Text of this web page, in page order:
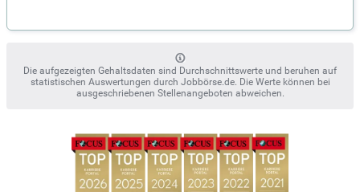
Die aufgezeigten Gehaltsdaten sind Durchschnittswerte und beruhen auf
statistischen Auswertungen durch Jobbörse.de. Die Werte können bei
ausgeschriebenen Stellenangeboten abweichen.